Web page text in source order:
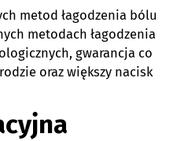
metod łagodzenia bólu
metodach łagodzenia
gwarancja co
oraz większy nacisk